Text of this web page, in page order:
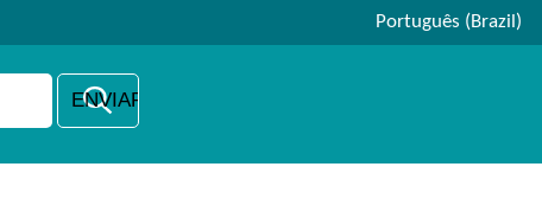
Português (Brazil)